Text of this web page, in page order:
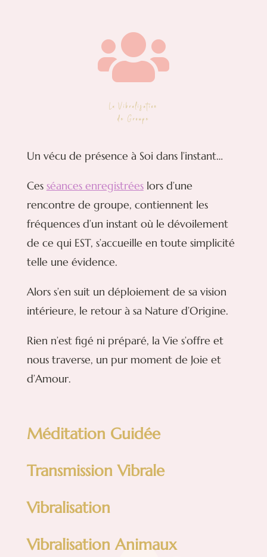

La Vibralisation
de Groupe
Un vécu de présence à Soi dans l’instant…
Ces séances enregistréeslors d’une
rencontre de groupe, contiennent les
fréquences d’un instant où le dévoilement
de ce qui EST, s’accueille en toute simplicité
telle une évidence.
Alors s’en suit un déploiement de sa vision
intérieure, le retour à sa Nature d’Origine.
Rien n’est figé ni préparé, la Vie s’offre et
nous traverse, un pur moment de Joie et
d’Amour.
Méditation Guidée
Transmission Vibrale
Vibralisation
Vibralisation Animaux